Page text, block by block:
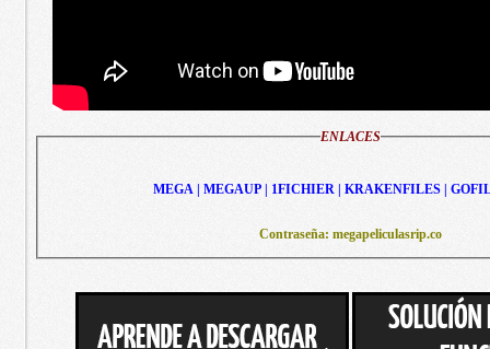
ENLACES
MEGA | MEGAUP | 1FICHIER | KRAKENFILES |
Contraseña: megapeliculasrip.co